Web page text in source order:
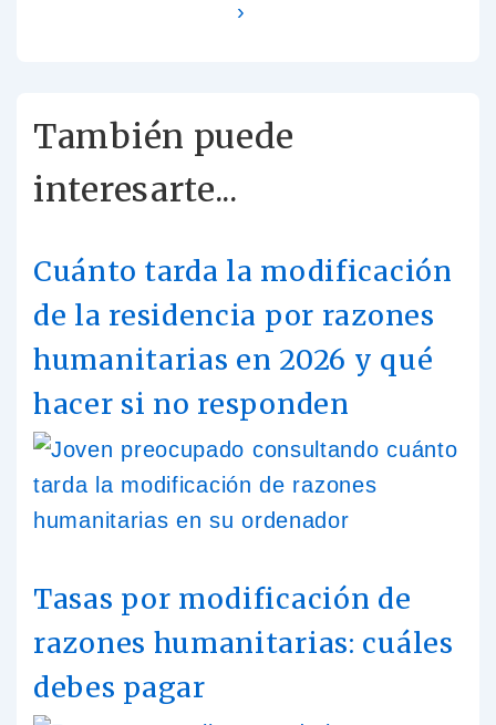
›
También puede
interesarte...
Cuánto tarda la modificación
de la residencia por razones
humanitarias en 2026 y qué
hacer si no responden
Tasas por modificación de
razones humanitarias: cuáles
debes pagar